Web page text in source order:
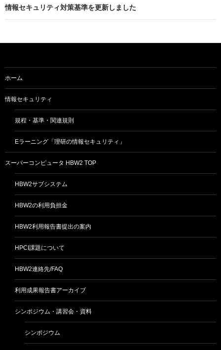
ビ
ー
ョ
ン
情報セキュリティ対策基準を更新しました
ホーム
情報セキュリティ
規程・基準・関連規則
Eラーニング「理研の情報セキュリティ」
スーパーコンピュータ HBW2 TOP
HBW2サブシステム
HBW2の利用負担金
HBW2利用報告書提出の案内
HPCI課題について
HBW2連絡先/FAQ
利用成果報告書アーカイブ
シンポジウム・講習会・資料
シンポジウム